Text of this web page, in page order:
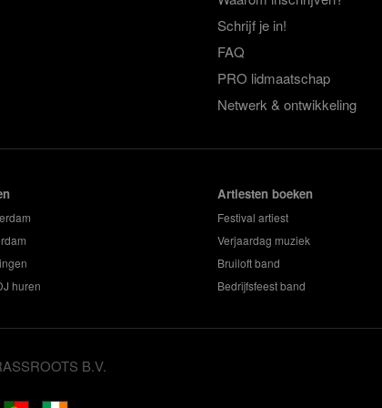
Schrijf je in!
FAQ
PRO lidmaatschap
Netwerk & ontwikkeling
huren
Artiesten boeken
Festival artiest
Verjaardag muziek
Bruiloft band
Bedrijfsfeest band
B.V.